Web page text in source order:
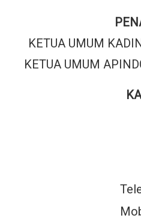
KETUA UMUM
KETUA UMUM